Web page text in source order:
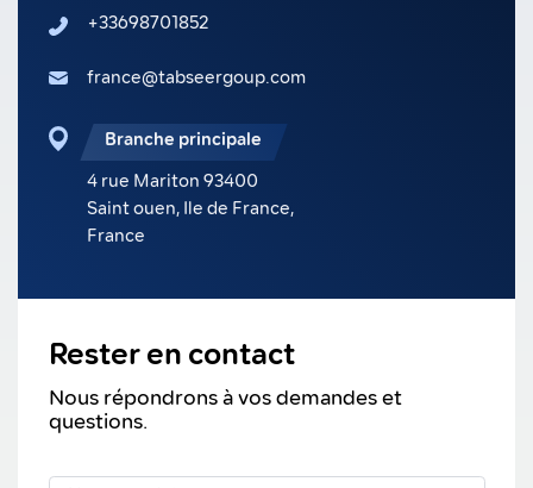
+33698701852
france@tabseergoup.com
Branche principale
4 rue Mariton 93400
Saint ouen, Ile de France,
France
Rester en contact
Nous répondrons à vos demandes et
questions.